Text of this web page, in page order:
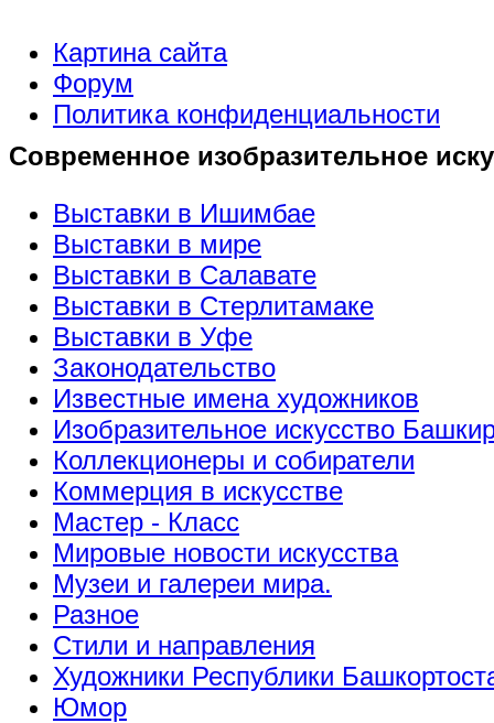
Картина сайта
Форум
Политика конфиденциальности
Современное изобразительное
Выставки в Ишимбае
Выставки в мире
Выставки в Салавате
Выставки в Стерлитамаке
Выставки в Уфе
Законодательство
Известные имена художников
Изобразительное искусство
Коллекционеры и собиратели
Коммерция в искусстве
Мастер - Класс
Мировые новости искусства
Музеи и галереи мира.
Разное
Стили и направления
Художники Республики
Юмор